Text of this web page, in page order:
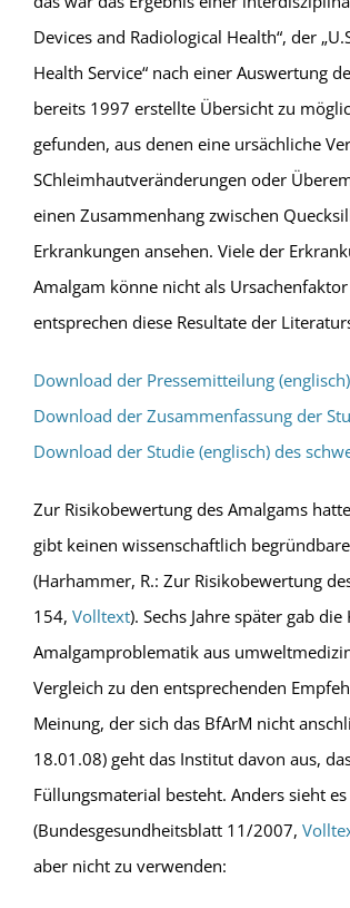
Devices and Radiological Health“, der
Health Service“ nach einer Auswertung
bereits 1997 erstellte Übersicht zu
gefunden, aus denen eine ursächliche
SChleimhautveränderungen oder
einen Zusammenhang zwischen
Erkrankungen ansehen. Viele der
Amalgam könne nicht als
entsprechen diese Resultate der
Download der Pressemitteilung (englisch)
Download der Zusammenfassung der
Download der Studie (englisch) des
Zur Risikobewertung des Amalgams
gibt keinen wissenschaftlich
(Harhammer, R.: Zur Risikobewertung
154, Volltext). Sechs Jahre später gab
Amalgamproblematik aus
Vergleich zu den entsprechenden
Meinung, der sich das BfArM nicht
18.01.08) geht das Institut davon aus,
Füllungsmaterial besteht. Anders sieht
(Bundesgesundheitsblatt 11/2007,
aber nicht zu verwenden: